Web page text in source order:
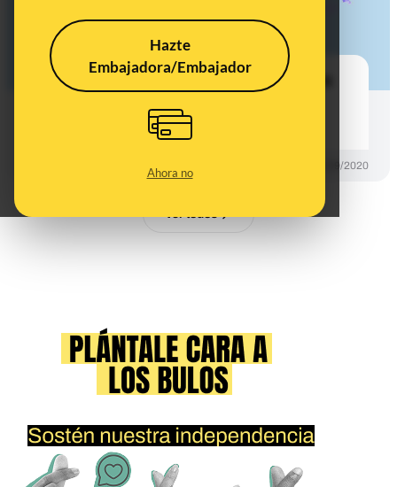
Hazte
Embajadora/Embajador
Ahora no
MAPA COVID-19: consulta cuántos
24/09/2020
Ver todos